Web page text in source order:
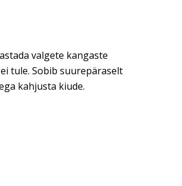
valgete kangaste
tule. Sobib suurepäraselt
kahjusta kiude.